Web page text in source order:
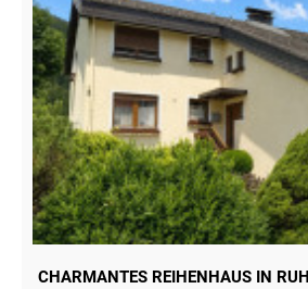
CHARMANTES REIHENHAUS IN